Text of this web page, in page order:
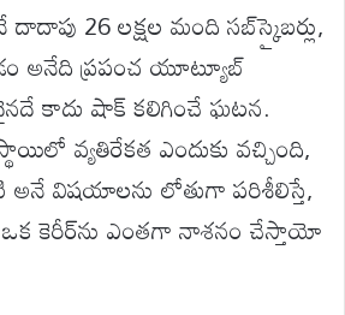
26 లక్షల మంది సబ్‌స్క్రైబర్లు,
అనేది ప్రపంచ యూట్యూబ్
కాదు షాక్ కలిగించే ఘటన.
వ్యతిరేకత ఎందుకు వచ్చింది,
అనే విషయాలను లోతుగా పరిశీలిస్తే,
కెరీర్‌ను ఎంతగా నాశనం చేస్తాయో